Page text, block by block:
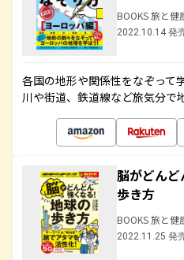
BOOKS 旅と健
2022.10.14 発
各国の地形や関係性をなぞって
川や街道、鉄道線など旅気分で
脳がどん
歩き方
BOOKS 旅と健
2022.11.25 発